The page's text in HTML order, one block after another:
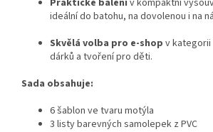
ideální do batohu, na dovolenou i na
Skvělá volba pro e-shop v kategorii
dárků a tvoření pro děti.
Sada obsahuje:
6 šablon ve tvaru motýla
3 listy barevných samolepek z PVC